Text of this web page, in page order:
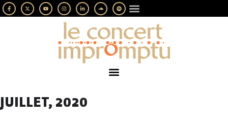
JUILLET, 2020